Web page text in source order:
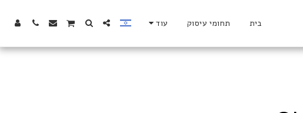
בית תחומי עיסוק עוד